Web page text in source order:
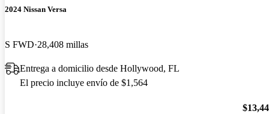
2024 Nissan Versa
S FWD 28,408 millas
Entrega a domicilio desde Hollywood, FL
El precio incluye envío de $1,564